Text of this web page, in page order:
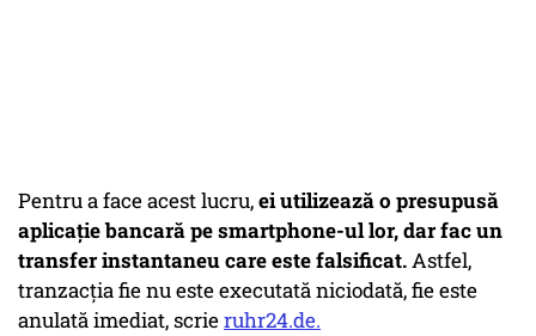
Pentru a face acest lucru,ei utilizează o presupusă
aplicație bancară pe smartphone-ul lor, dar fac un
transfer instantaneu care este falsificat.Astfel,
tranzacția fie nu este executată niciodată, fie este
anulată imediat, scrieruhr24.de.